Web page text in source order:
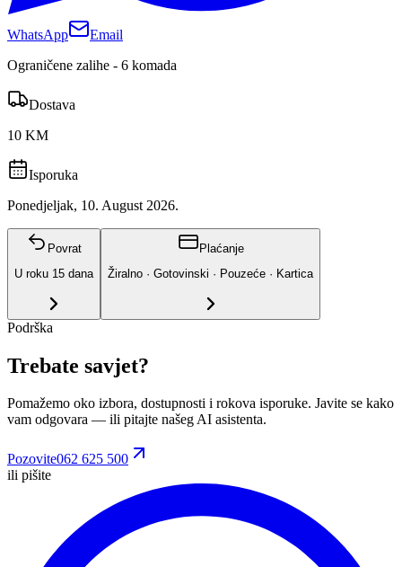
WhatsApp
Email
Ograničene zalihe - 6 komada
Dostava
10 KM
Isporuka
Ponedjeljak, 10. August 2026.
Povrat
U roku 15 dana
Plaćanje
Žiralno · Gotovinski · Pouzeće · Kartica
Podrška
Trebate savjet?
Pomažemo oko izbora, dostupnosti i rokova isporuke. Javite se kako
vam odgovara — ili pitajte našeg AI asistenta.
Pozovite062 625 500
ili pišite